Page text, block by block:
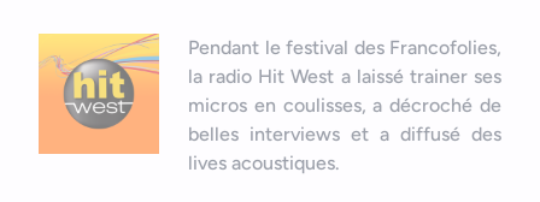
Application Mobile avec IoT
Le spécialiste de l’application sur mesure
Technologies Application Mobile
Application mobile e-commerce
Blog
Outils et ressources
Cahier des charges d’app mobile
Nous contacter
Pendant le festival des Francofolies,
la radio Hit West a laissé trainer ses
micros en coulisses, a décroché de
belles interviews et a diffusé des
lives acoustiques.